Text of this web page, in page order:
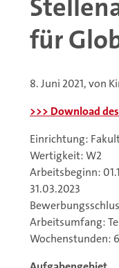
für
8. Juni 2021, von
>>> Download
Einrichtung:
Wertigkeit: W2
Arbeitsbeginn:
31.03.2023
Arbeitsumfang:
Wochenstunden: